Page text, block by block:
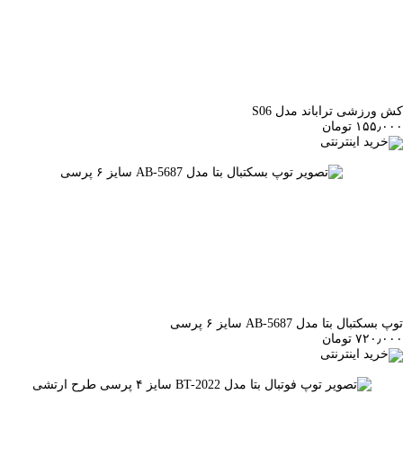
کش ورزشی تراباند مدل S06
۱۵۵٫۰۰۰ تومان
خرید اینترنتی
توپ بسکتبال بتا مدل AB-5687 سایز ۶ پرسی
۷۲۰٫۰۰۰ تومان
خرید اینترنتی